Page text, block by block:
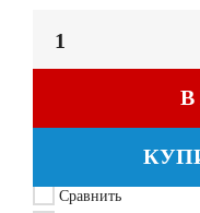
В
Сравнить